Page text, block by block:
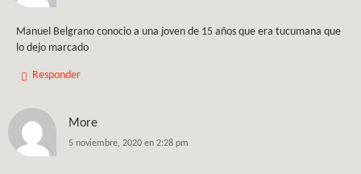
Manuel Belgrano conocio a una joven de 15 años que era tucumana que
lo dejo marcado
Responder
More
5 noviembre, 2020 en 2:28 pm